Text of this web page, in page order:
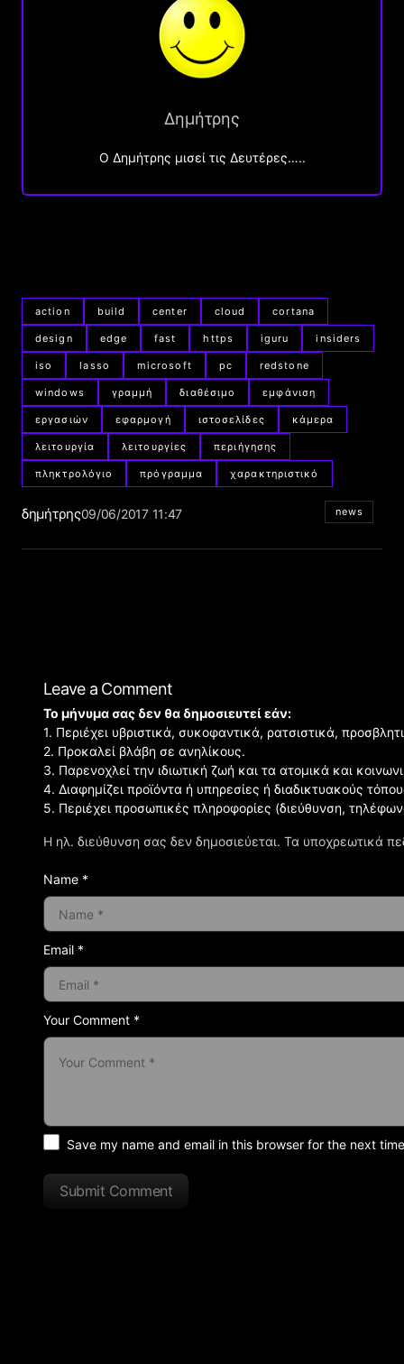
Δημήτρης
O Δημήτρης μισεί τις Δευτέρες…..
action build center cloud cortana
design edge fast https iguru insiders
iso lasso microsoft pc redstone
windows γραμμή διαθέσιμο εμφάνιση
εργασιών εφαρμογή ιστοσελίδες κάμερα
λειτουργία λειτουργίες περιήγησης
πληκτρολόγιο πρόγραμμα χαρακτηριστικό
δημήτρης09/06/2017 11:47 news
Leave a Comment
Η ηλ. διεύθυνση σας δεν δημοσιεύεται. Τα υποχρεωτικά
Your Comment *
Το μήνυμα σας δεν θα δημοσιευτεί εάν:
1. Περιέχει υβριστικά, συκοφαντικά, ρατσιστικά,
2. Προκαλεί βλάβη σε ανηλίκους.
3. Παρενοχλεί την ιδιωτική ζωή και τα ατομικά και
4. Διαφημίζει προϊόντα ή υπηρεσίες ή διαδικτυακούς
5. Περιέχει προσωπικές πληροφορίες (διεύθυνση,
Name *
Email *
Save my name and email in this browser for the next
Submit Comment